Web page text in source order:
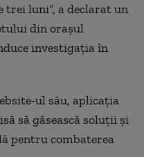
trei luni”, a declarat un
din oraşul
investigaţia în
ul său, aplicaţia
să găsească soluţii şi
pentru combaterea